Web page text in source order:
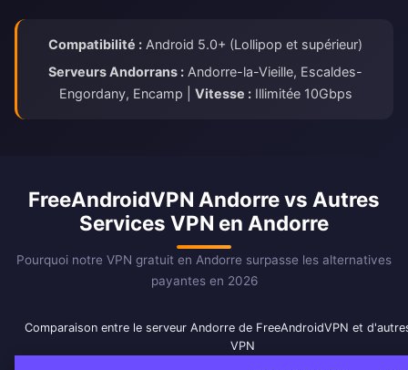
Compatibilité : Android 5.0+ (Lollipop et supérieur)
Serveurs Andorrans : Andorre-la-Vieille, Escaldes-
Engordany, Encamp | Vitesse :Illimitée 10Gbps
FreeAndroidVPN Andorre vs Autres
Services VPN en Andorre
Pourquoi notre VPN gratuit en Andorre surpasse les alternatives
payantes en 2026
Comparaison entre le serveur Andorre de FreeAndroidVPN et
VPN